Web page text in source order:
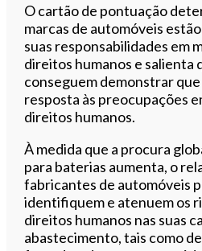
O cartão de pontuação
marcas de automóveis
suas responsabilidades em
direitos humanos e salienta
conseguem demonstrar
resposta às preocupações
direitos humanos.
À medida que a procura
para baterias aumenta, o
fabricantes de automóveis
identifiquem e atenuem os
direitos humanos nas suas
abastecimento, tais como